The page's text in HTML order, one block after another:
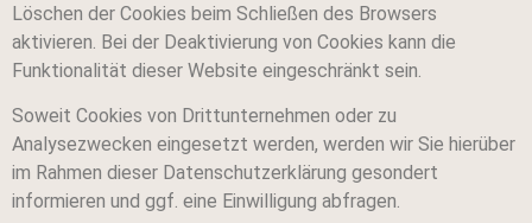
Löschen der Cookies beim Schließen des Browsers
aktivieren. Bei der Deaktivierung von Cookies kann die
Funktionalität dieser Website eingeschränkt sein.
Soweit Cookies von Drittunternehmen oder zu
Analysezwecken eingesetzt werden, werden wir Sie hierüber
im Rahmen dieser Datenschutzerklärung gesondert
informieren und ggf. eine Einwilligung abfragen.